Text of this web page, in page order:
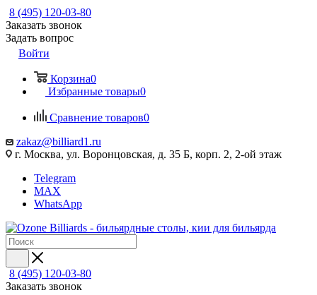
8 (495) 120-03-80
Заказать звонок
Задать вопрос
Войти
Корзина0
Избранные товары0
Сравнение товаров0
zakaz@billiard1.ru
г. Москва, ул. Воронцовская, д. 35 Б, корп. 2, 2-ой этаж
Telegram
MAX
WhatsApp
8 (495) 120-03-80
Заказать звонок